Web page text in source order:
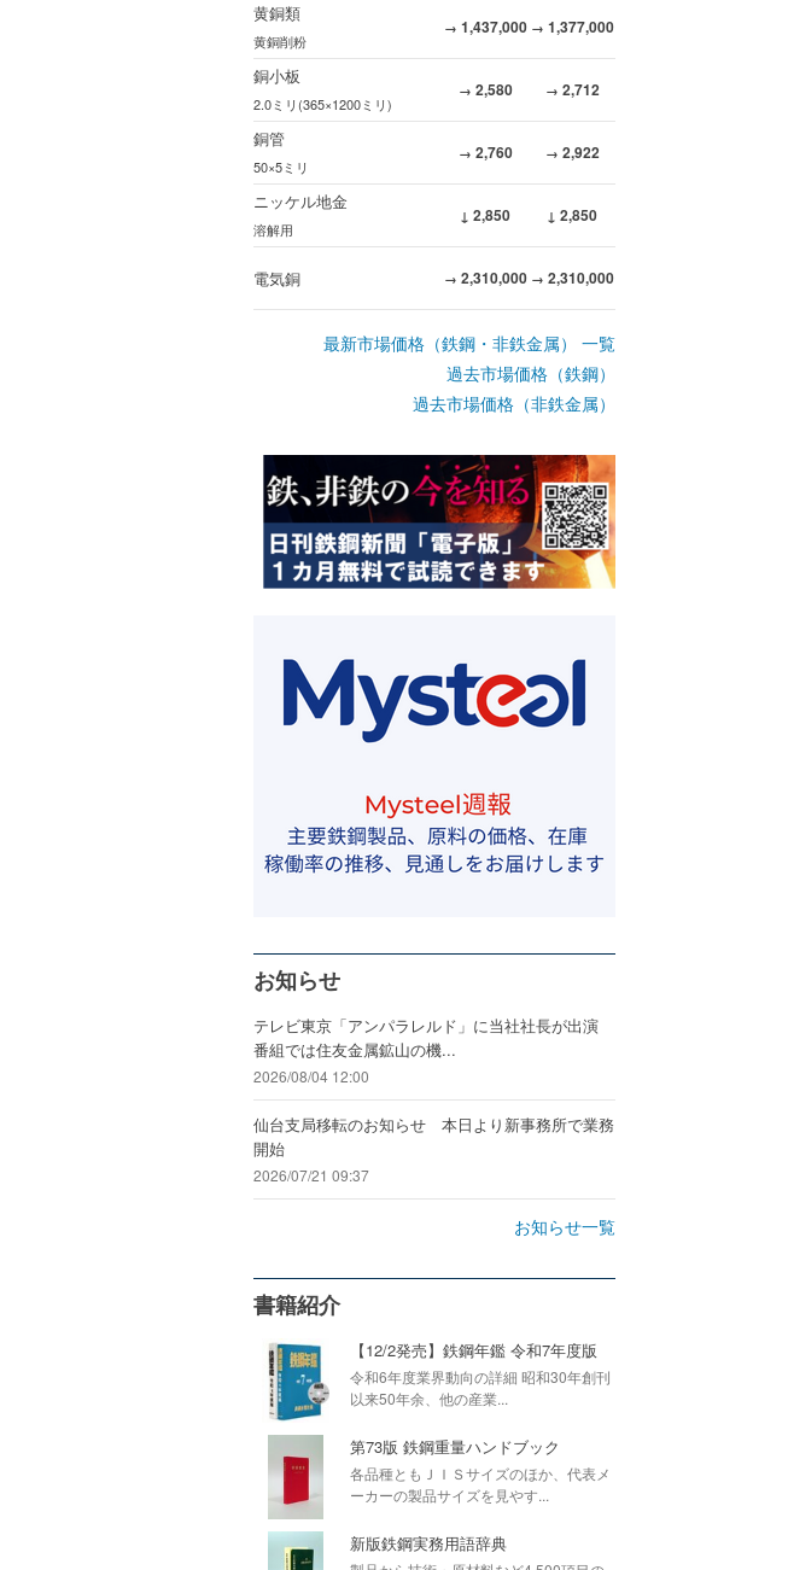
黄銅類
黄銅削粉
→ 1,437,000 → 1,377,000
銅小板
2.0ミリ(365×1200ミリ)
→ 2,580 → 2,712
銅管
50×5ミリ
→ 2,760 → 2,922
ニッケル地金
溶解用
↓ 2,850 ↓ 2,850
電気銅 → 2,310,000 → 2,310,000
最新市場価格（鉄鋼・非鉄金属） 一覧
過去市場価格（鉄鋼）
過去市場価格（非鉄金属）
お知らせ
テレビ東京「アンパラレルド」に当社社長が出演
番組では住友金属鉱山の機...
2026/08/04 12:00
仙台支局移転のお知らせ 本日より新事務所で業務
開始
2026/07/21 09:37
お知らせ一覧
書籍紹介
【12/2発売】鉄鋼年鑑 令和7年度版
令和6年度業界動向の詳細 昭和30年創刊
以来50年余、他の産業...
第73版 鉄鋼重量ハンドブック
各品種ともＪＩＳサイズのほか、代表メ
ーカーの製品サイズを見やす...
新版鉄鋼実務用語辞典